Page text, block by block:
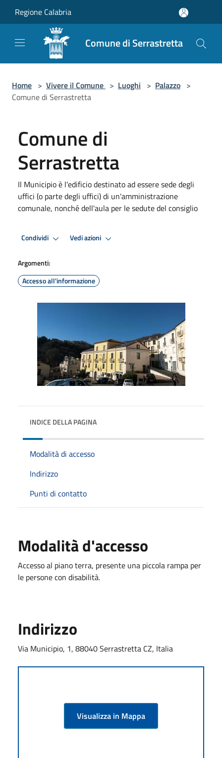
Regione Calabria
Comune di Serrastretta
Home > Vivere il Comune > Luoghi > Palazzo >
Comune di Serrastretta
Comune di
Serrastretta
Il Municipio è l'edificio destinato ad essere sede degli
uffici (o parte degli uffici) di un'amministrazione
comunale, nonché dell'aula per le sedute del consiglio
Condividi Vedi azioni
Argomenti:
Accesso all'informazione
INDICE DELLA PAGINA
Modalità di accesso
Indirizzo
Punti di contatto
Modalità d'accesso
Accesso al piano terra, presente una piccola rampa per
le persone con disabilità.
Indirizzo
Via Municipio, 1, 88040 Serrastretta CZ, Italia
Visualizza in Mappa